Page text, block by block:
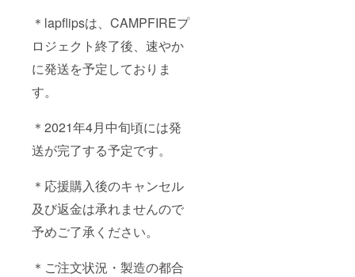
＊lapflipsは、CAMPFIREプ
ロジェクト終了後、速やか
に発送を予定しておりま
す。
＊2021年4月中旬頃には発
送が完了する予定です。
＊応援購入後のキャンセル
及び返金は承れませんので
予めご了承ください。
＊ご注文状況・製造の都合